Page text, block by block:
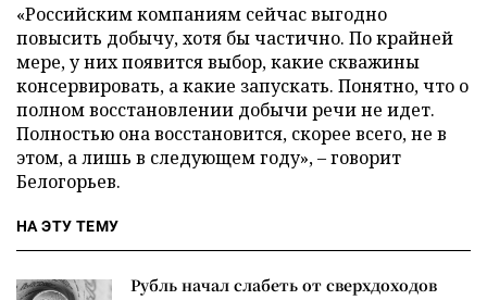
«Российским компаниям сейчас выгодно
повысить добычу, хотя бы частично. По крайней
мере, у них появится выбор, какие скважины
консервировать, а какие запускать. Понятно, что о
полном восстановлении добычи речи не идет.
Полностью она восстановится, скорее всего, не в
этом, а лишь в следующем году», – говорит
Белогорьев.
НА ЭТУ ТЕМУ
Рубль начал слабеть от сверхдоходов